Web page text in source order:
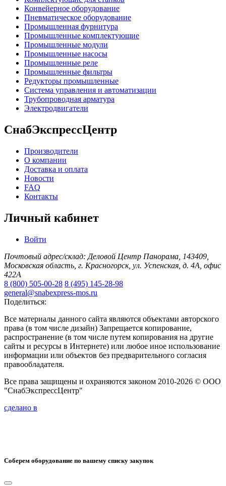
Конвейерное оборудование
Пневматическое оборудование
Промышленная фурнитура
Промышленные комплектующие
Промышленные модули
Промышленные насосы
Промышленные реле
Промышленные фильтры
Редукторы промышленные
Система управления и автоматизации
Трубопроводная арматура
Электродвигатели
СнабЭкспрессЦентр
Производители
О компании
Доставка и оплата
Новости
FAQ
Контакты
Личный кабинет
Войти
Почтовый адрес/склад: Деловой Центр Панорама, 143409,
Московская область, г. Красногорск, ул. Успенская, д. 4А, офис
422А
8 (800) 505-00-28 8 (495) 145-28-98
general@snabexpress-mos.ru
Поделиться:
Все материалы данного сайта являются объектами авторского
права (в том числе дизайн) Запрещается копирование,
распространение (в том числе путем копирования на другие
сайты и ресурсы в Интернете) или любое иное использование
информации или объектов без предварительного согласия
правообладателя.
Все права защищены и охраняются законом 2010-2026 © ООО
"СнабЭкспрессЦентр"
сделано в
Соберем оборудование по вашему списку закупок